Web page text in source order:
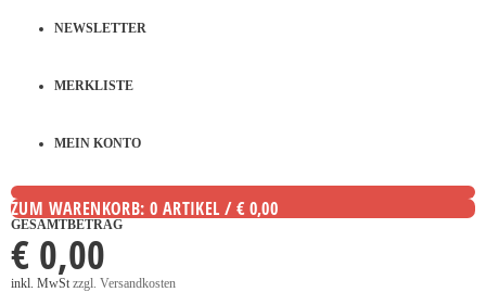
NEWSLETTER
MERKLISTE
MEIN KONTO
ZUM WARENKORB: 0 ARTIKEL / € 0,00
GESAMTBETRAG
€ 0,00
inkl. MwSt zzgl. Versandkosten